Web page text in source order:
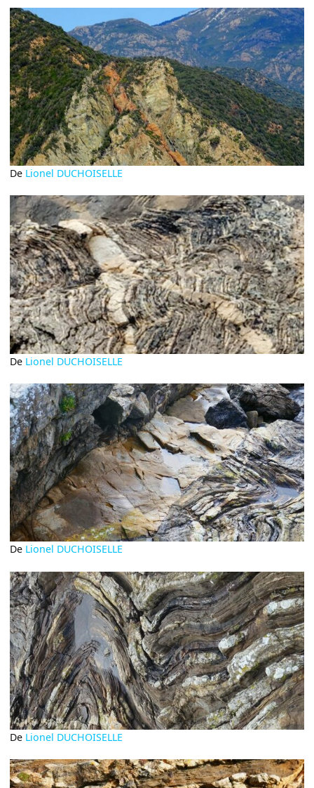
De Lionel DUCHOISELLE
De Lionel DUCHOISELLE
De Lionel DUCHOISELLE
De Lionel DUCHOISELLE